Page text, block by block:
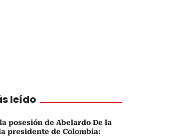
leído
posesión de Abelardo De la
presidente de Colombia: